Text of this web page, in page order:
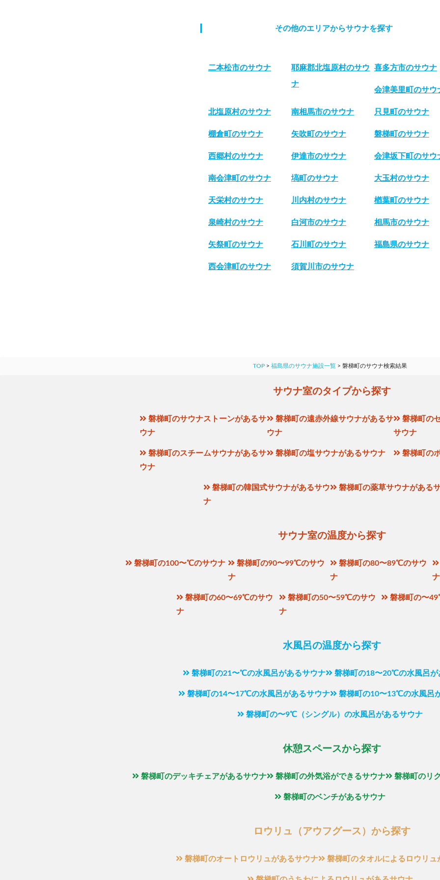
その他のエリアからサウナを探す
二本松市のサウナ
耶麻郡北塩原村のサウ
ナ
喜多方市のサウナ
会津美里町のサウ
北塩原村のサウナ 南相馬市のサウナ 只見町のサウナ
棚倉町のサウナ 矢吹町のサウナ 磐梯町のサウナ
西郷村のサウナ 伊達市のサウナ 会津坂下町のサウ
南会津町のサウナ 塙町のサウナ 大玉村のサウナ
天栄村のサウナ 川内村のサウナ 楢葉町のサウナ
泉崎村のサウナ 白河市のサウナ 相馬市のサウナ
矢祭町のサウナ 石川町のサウナ 福島県のサウナ
西会津町のサウナ 須賀川市のサウナ
TOP > 福島県のサウナ施設一覧 > 磐梯町のサウナ検索結果
サウナ室のタイプから探す
磐梯町のサウナストーンがあるサ
ウナ
磐梯町の遠赤外線サウナがあるサ
ウナ
磐梯町の
サウナ
磐梯町のスチームサウナがあるサ
ウナ
磐梯町の塩サウナがあるサウナ 磐梯町の
磐梯町の韓国式サウナがあるサウ
ナ
磐梯町の薬草サウナがある
サウナ室の温度から探す
磐梯町の100〜℃のサウナ
磐梯町の90〜99℃のサウ
ナ
磐梯町の80〜89℃のサウ
ナ
ナ
磐梯町の60〜69℃のサウ
ナ
磐梯町の50〜59℃のサウ
ナ
磐梯町の〜
水風呂の温度から探す
磐梯町の21〜℃の水風呂があるサウナ 磐梯町の18〜20℃の水風呂が
磐梯町の14〜17℃の水風呂があるサウナ 磐梯町の10〜13℃の水風呂
磐梯町の〜9℃（シングル）の水風呂があるサウナ
休憩スペースから探す
磐梯町のデッキチェアがあるサウナ 磐梯町の外気浴ができるサウナ 磐梯町のリ
磐梯町のベンチがあるサウナ
ロウリュ（アウフグース）から探す
磐梯町のオートロウリュがあるサウナ 磐梯町のタオルによるロウリュ